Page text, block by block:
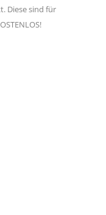
Diese sind für